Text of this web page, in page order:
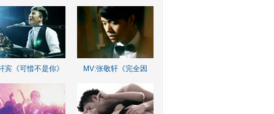
宾《可惜不是你》
MV:张敬轩《完全因